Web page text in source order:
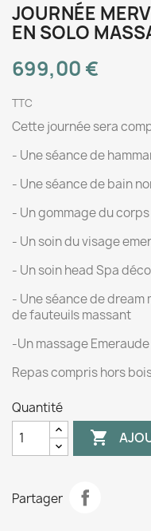
JOURNÉE
EN SOLO
699,00 €
TTC
Cette journée sera
- Une séance de
- Une séance de bain
- Un gommage du
- Un soin du visage
- Un soin head Spa
- Une séance de
de fauteuils massant
-Un massage
Repas compris hors
Quantité

Partager